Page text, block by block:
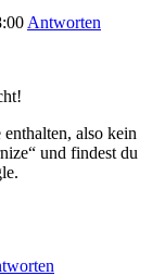
Antworten
also kein
und findest du